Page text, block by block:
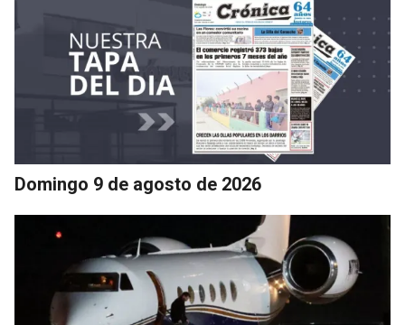
Domingo 9 de agosto de 2026